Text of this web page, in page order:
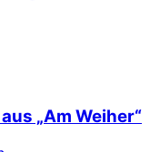
„Am Weiher“